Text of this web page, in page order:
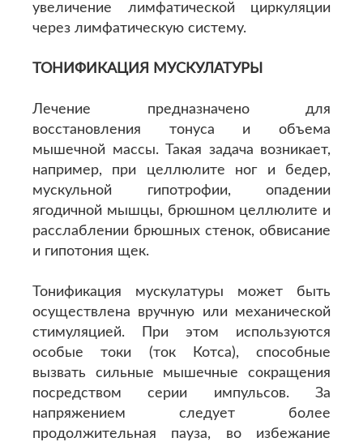
увеличение лимфатической циркуляции
через лимфатическую систему.
ТОНИФИКАЦИЯ МУСКУЛАТУРЫ
Лечение предназначено для
восстановления тонуса и объема
мышечной массы. Такая задача возникает,
например, при целлюлите ног и бедер,
мускульной гипотрофии, опадении
ягодичной мышцы, брюшном целлюлите и
расслаблении брюшных стенок, обвисание
и гипотония щек.
Тонификация мускулатуры может быть
осуществлена вручную или механической
стимуляцией. При этом используются
особые токи (ток Котса), способные
вызвать сильные мышечные сокращения
посредством серии импульсов. За
напряжением следует более
продолжительная пауза, во избежание